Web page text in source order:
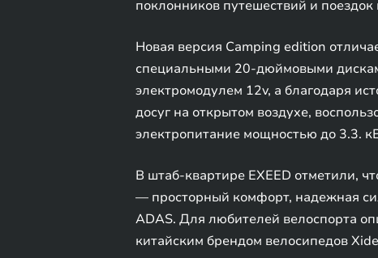
поклонников путешествий и
Новая версия Camping edition
специальными 20-дюймовыми
электромодулем 12v, а благодаря
досуг на открытом воздухе,
электропитание мощностью до 3.3.
В штаб-квартире EXEED отметили,
— просторный комфорт, надежная
ADAS. Для любителей велоспорта
китайским брендом велосипедов